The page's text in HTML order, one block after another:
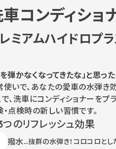
コンディショ
ミアムハイドロプラ
を弾かなくなってきたな」と思ったら
使いで、あなたの愛車の水弾き
で、洗車にコンディショナーをプ
・点検時の新しい習慣です。
つのリフレッシュ効果
撥水…抜群の水弾き！コロコロとし